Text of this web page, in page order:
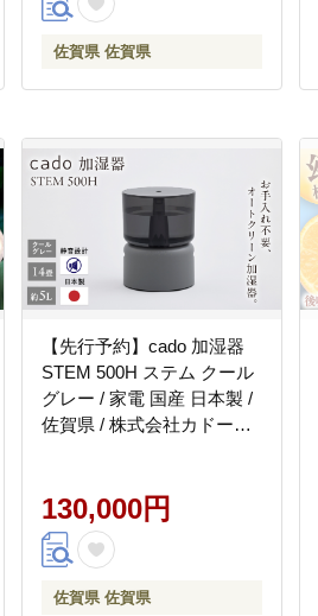
佐賀県 佐賀県
【先行予約】cado 加湿器
STEM 500H ステム クール
グレー / 家電 国産 日本製 /
佐賀県 / 株式会社カドー
130,000円
佐賀県 佐賀県